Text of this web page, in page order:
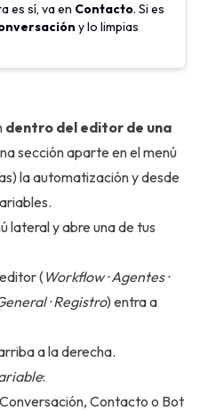
es sí, va en Contacto. Si es
y lo limpias
dentro del editor de una
sección aparte en el menú
la automatización y desde
lateral y abre una de tus
(Workflow · Agentes ·
· Registro) entra a
a la derecha.
:
Contacto o Bot